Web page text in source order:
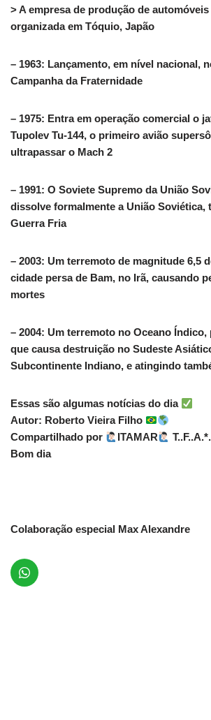
> A empresa de produção de
organizada em Tóquio, Japão
– 1963: Lançamento, em nível nacional,
Campanha da Fraternidade
– 1975: Entra em operação comercial o
Tupolev Tu-144, o primeiro avião
ultrapassar o Mach 2
– 1991: O Soviete Supremo da União
dissolve formalmente a União Soviética,
Guerra Fria
– 2003: Um terremoto de magnitude 6,5
cidade persa de Bam, no Irã, causando
mortes
– 2004: Um terremoto no Oceano
que causa destruição no Sudeste
Subcontinente Indiano, e atingindo
Essas são algumas notícias do dia
Autor: Roberto Vieira Filho
Compartilhado por
ITAMAR
T..F..A.*.
Bom dia
Colaboração especial Max Alexandre